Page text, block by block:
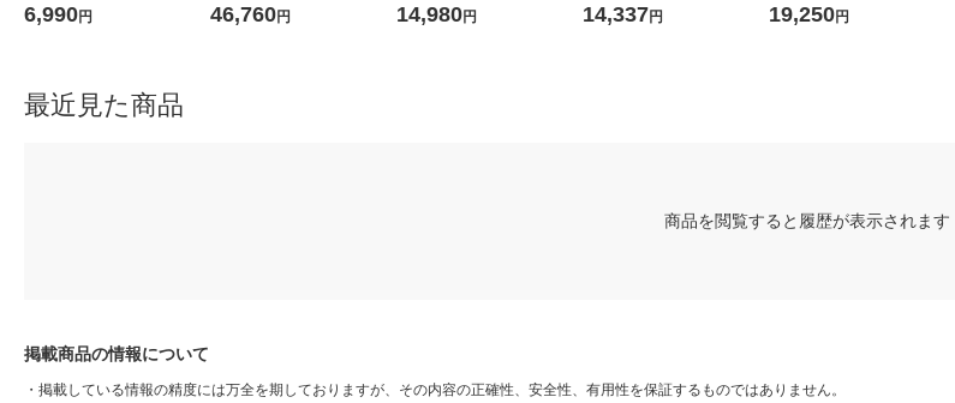
ィアコントロールボタン M-
6,990円
アルSIM対応ルータ+ACアダ
46,760円
D 250GB ブラック SSD-SD
14,980円
mf テレワーク 在宅 リモート
14,337円
23W) ギガビット8ポートア
19,250円
最近見た商品
商品を閲覧すると履歴が表示されます
掲載商品の情報について
・ 掲載している情報の精度には万全を期しておりますが、その内容の正確性、安全性、有用性を保証するものではありません。